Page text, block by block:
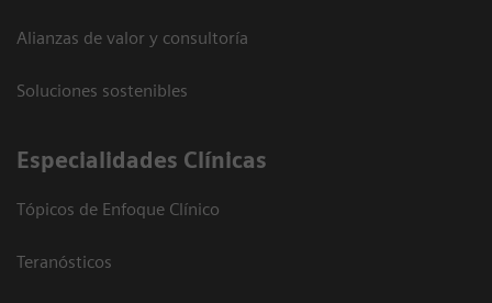
Alianzas de valor y consultoría
Soluciones sostenibles
Especialidades Clínicas
Tópicos de Enfoque Clínico
Teranósticos